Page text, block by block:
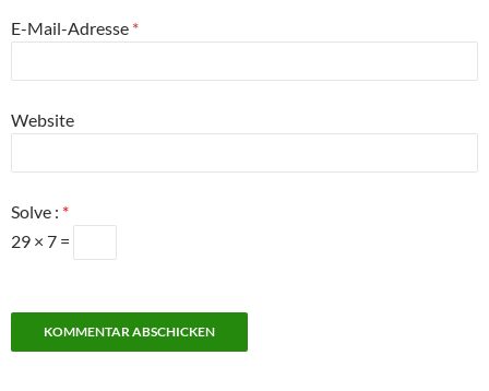
E-Mail-Adresse *
Website
Solve : *
29 × 7 =